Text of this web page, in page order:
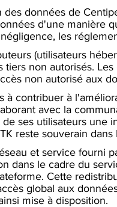
des données de
d'une
les
(utilisateurs
tiers non autorisés.
non autorisé aux
à contribuer à
avec la
ses utilisateurs
reste souverain
et service fourni
dans le cadre du
Cette
global aux
mise à disposition.